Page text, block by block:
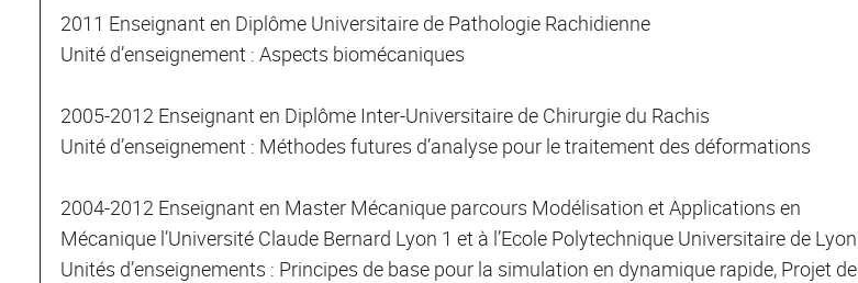
2011 Enseignant en Diplôme Universitaire de Pathologie Rachidienne
Unité d’enseignement : Aspects biomécaniques
2005-2012 Enseignant en Diplôme Inter-Universitaire de Chirurgie du Rachis
Unité d’enseignement : Méthodes futures d’analyse pour le traitement des déformations
2004-2012 Enseignant en Master Mécanique parcours Modélisation et Applications en
Mécanique l’Université Claude Bernard Lyon 1 et à l’Ecole Polytechnique Universitaire de Lyon
Unités d’enseignements : Principes de base pour la simulation en dynamique rapide, Projet de